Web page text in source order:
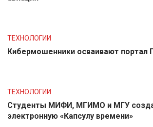
ТЕХНОЛОГИИ
Кибермошенники осваивают портал
ТЕХНОЛОГИИ
Студенты МИФИ, МГИМО и МГУ
электронную «Капсулу времени»